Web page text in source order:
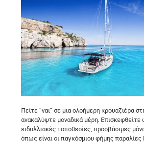
Πείτε “ναι” σε μια ολοήμερη κρουαζιέρα
ανακαλύψτε μοναδικά μέρη. Επισκεφθείτε
ειδυλλιακές τοποθεσίες, προσβάσιμες
όπως είναι οι παγκόσμιου φήμης